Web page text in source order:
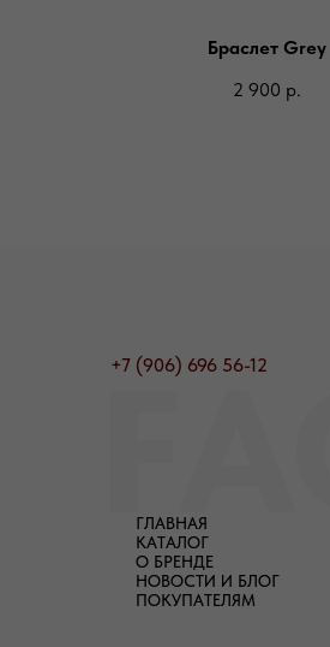
Браслет Grey
2 900 р.
+7 (906) 696 56-12
ГЛАВНАЯ
КАТАЛОГ
О БРЕНДЕ
НОВОСТИ И БЛОГ
ПОКУПАТЕЛЯМ